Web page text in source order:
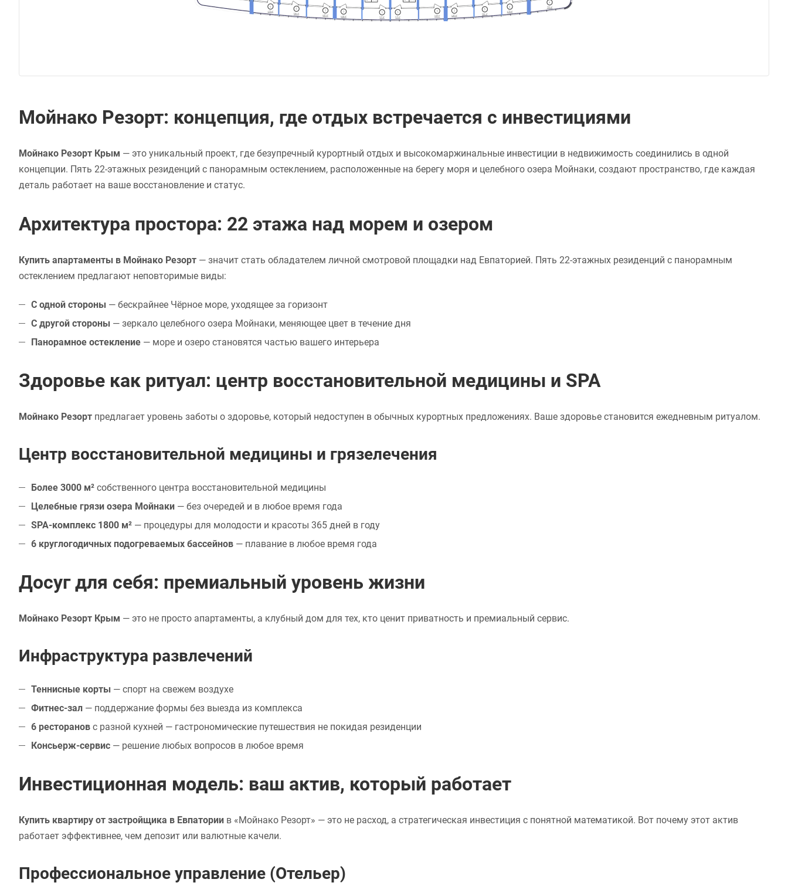
Мойнако Резорт: концепция, где отдых встречается с инвестициями
Мойнако Резорт Крым — это уникальный проект, где безупречный курортный отдых и высокомаржинальные инвестиции в недвижимость соединились в одной
концепции. Пять 22-этажных резиденций с панорамным остеклением, расположенные на берегу моря и целебного озера Мойнаки, создают пространство, где каждая
деталь работает на ваше восстановление и статус.
Архитектура простора: 22 этажа над морем и озером
Купить апартаменты в Мойнако Резорт — значит стать обладателем личной смотровой площадки над Евпаторией. Пять 22-этажных резиденций с панорамным
остеклением предлагают неповторимые виды:
С одной стороны — бескрайнее Чёрное море, уходящее за горизонт
С другой стороны — зеркало целебного озера Мойнаки, меняющее цвет в течение дня
Панорамное остекление — море и озеро становятся частью вашего интерьера
Здоровье как ритуал: центр восстановительной медицины и SPA
Мойнако Резорт предлагает уровень заботы о здоровье, который недоступен в обычных курортных предложениях. Ваше здоровье становится ежедневным ритуалом.
Центр восстановительной медицины и грязелечения
Более 3000 м² собственного центра восстановительной медицины
Целебные грязи озера Мойнаки — без очередей и в любое время года
SPA-комплекс 1800 м² — процедуры для молодости и красоты 365 дней в году
6 круглогодичных подогреваемых бассейнов — плавание в любое время года
Досуг для себя: премиальный уровень жизни
Мойнако Резорт Крым — это не просто апартаменты, а клубный дом для тех, кто ценит приватность и премиальный сервис.
Инфраструктура развлечений
Теннисные корты — спорт на свежем воздухе
Фитнес-зал — поддержание формы без выезда из комплекса
6 ресторанов с разной кухней — гастрономические путешествия не покидая резиденции
Консьерж-сервис — решение любых вопросов в любое время
Инвестиционная модель: ваш актив, который работает
Купить квартиру от застройщика в Евпатории в «Мойнако Резорт» — это не расход, а стратегическая инвестиция с понятной математикой. Вот почему этот актив
работает эффективнее, чем депозит или валютные качели.
Профессиональное управление (Отельер)